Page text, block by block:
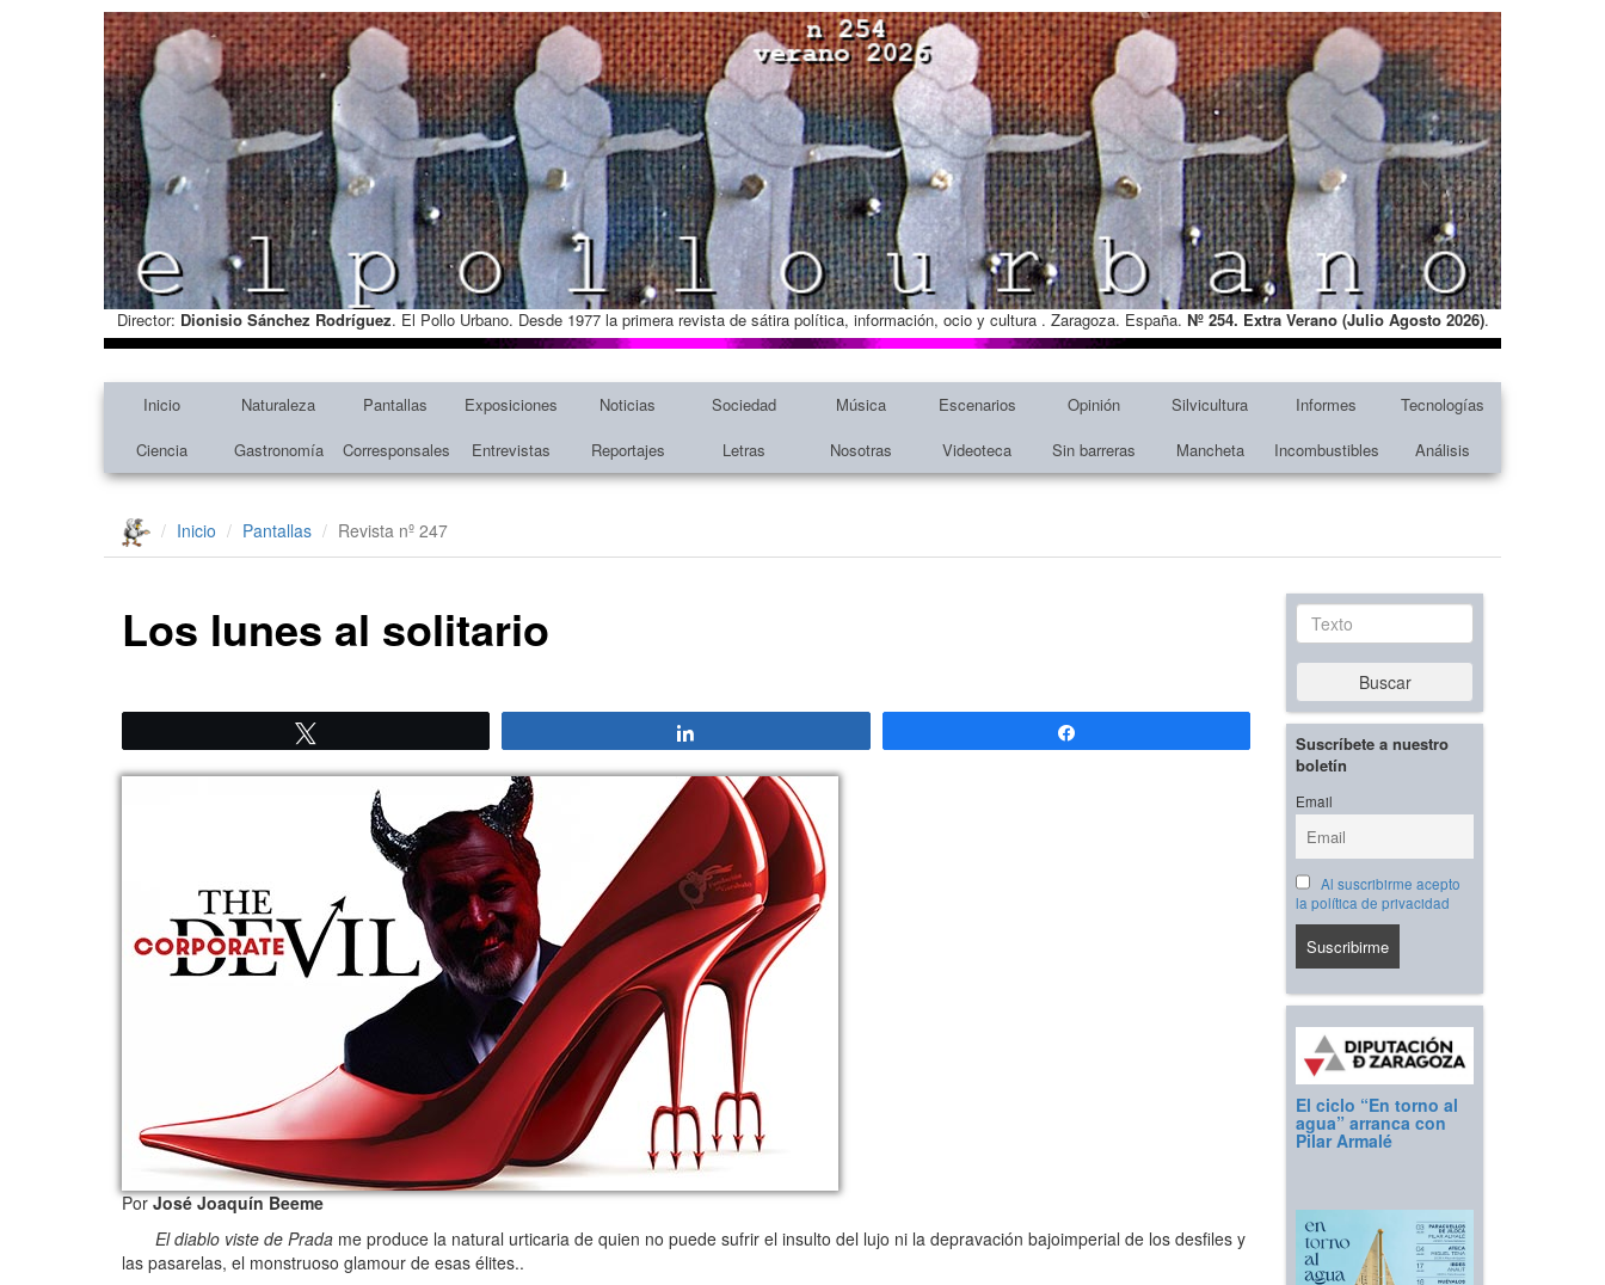
Director: Dionisio Sánchez Rodríguez. El Pollo Urbano. Desde 1977 la primera revista de sátira política, información, ocio y cultura . Zaragoza. España. Nº 254. Extra Verano (Julio Agosto 2026).
Inicio Naturaleza Pantallas Exposiciones Noticias Sociedad Música Escenarios Opinión Silvicultura Informes
Tecnologías
Ciencia
Gastronomía Corresponsales Entrevistas Reportajes Letras Nosotras Videoteca Sin barreras Mancheta Incombustibles Análisis
Inicio Pantallas Revista nº 247
Los lunes al solitario
PorJosé Joaquín Beeme
El diablo viste de Prada me produce la natural urticaria de quien no puede sufrir el insulto del lujo ni la depravación bajoimperial de los desfiles y
las pasarelas, el monstruoso glamour de esas élites..
Texto
Buscar
Suscríbete a nuestro
boletín
Email
Al suscribirme acepto
la política de privacidad
El ciclo “En torno al
agua” arranca con
Pilar Armalé